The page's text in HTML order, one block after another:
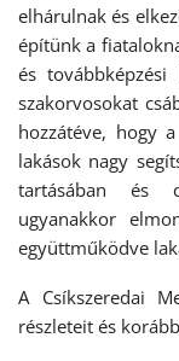
elhárulnak és
építünk a
és
szakorvosokat
hozzátéve, hogy
lakások nagy
tartásában és
ugyanakkor
együttműködve
A Csíkszeredai
részleteit és